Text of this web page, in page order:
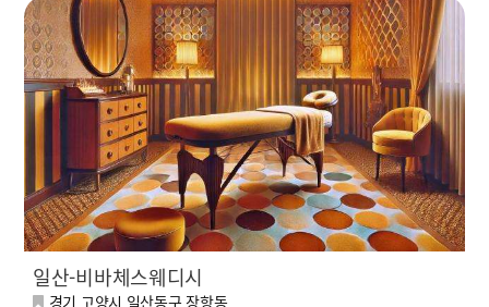
일산-비바체스웨디시
경기 고양시 일산동구 장항동